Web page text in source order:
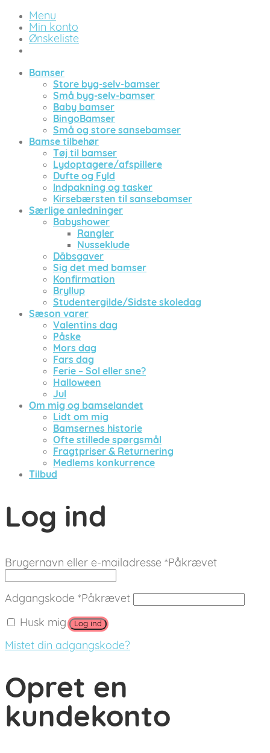
Menu
Min konto
Ønskeliste
Bamser
Store byg-selv-bamser
Små byg-selv-bamser
Baby bamser
BingoBamser
Små og store sansebamser
Bamse tilbehør
Tøj til bamser
Lydoptagere/afspillere
Dufte og Fyld
Indpakning og tasker
Kirsebærsten til sansebamser
Særlige anledninger
Babyshower
Rangler
Nusseklude
Dåbsgaver
Sig det med bamser
Konfirmation
Bryllup
Studentergilde/Sidste skoledag
Sæson varer
Valentins dag
Påske
Mors dag
Fars dag
Ferie – Sol eller sne?
Halloween
Jul
Om mig og bamselandet
Lidt om mig
Bamsernes historie
Ofte stillede spørgsmål
Fragtpriser & Returnering
Medlems konkurrence
Tilbud
Log ind
Brugernavn eller e-mailadresse *Påkrævet
Adgangskode *Påkrævet
Husk mig Log ind
Mistet din adgangskode?
Opret en
kundekonto